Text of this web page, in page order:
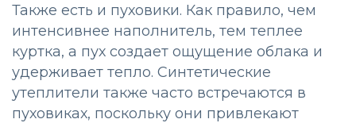
Также есть и пуховики. Как правило, чем
интенсивнее наполнитель, тем теплее
куртка, а пух создает ощущение облака и
удерживает тепло. Синтетические
утеплители также часто встречаются в
пуховиках, поскольку они привлекают